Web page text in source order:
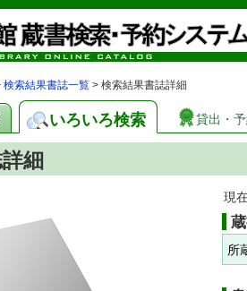
検索結果書誌一覧 > 検索結果書誌詳細
いろいろ検索 貸出・
細
現
所